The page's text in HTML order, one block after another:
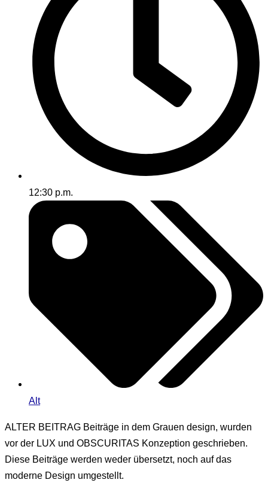
12:30 p.m.
Alt
ALTER BEITRAG Beiträge in dem Grauen design, wurden
vor der LUX und OBSCURITAS Konzeption geschrieben.
Diese Beiträge werden weder übersetzt, noch auf das
moderne Design umgestellt.